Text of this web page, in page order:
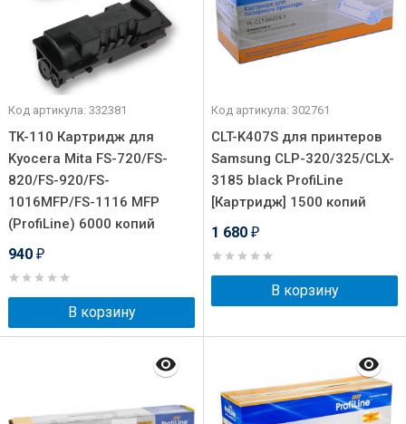
Код артикула: 332381
TK-110 Картридж для
Kyocera Mita FS-720/FS-
820/FS-920/FS-
1016MFP/FS-1116 MFP
(ProfiLine) 6000 копий
940 ₽
В корзину
Код артикула: 302761
CLT-K407S для принтеров
Samsung CLP-320/325/CLX-
3185 black ProfiLine
[Картридж] 1500 копий
1 680 ₽
В корзину